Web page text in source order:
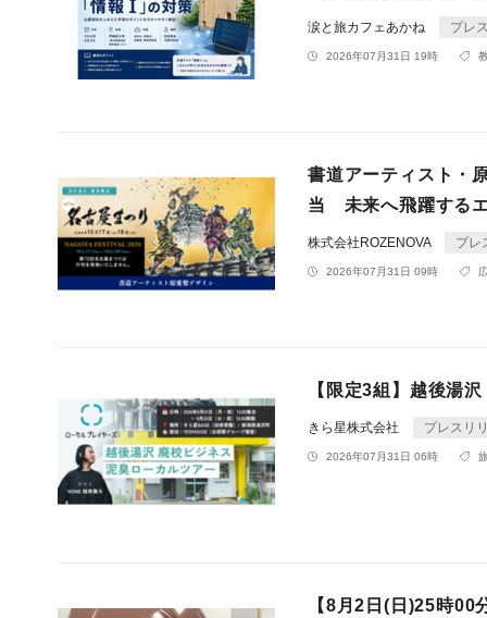
涙と旅カフェあかね プレ
2026年07月31日 19時
書道アーティスト・
当 未来へ飛躍する
株式会社ROZENOVA プレ
2026年07月31日 09時
【限定3組】越後湯
きら星株式会社 プレスリ
2026年07月31日 06時
【8月2日(日)25時00